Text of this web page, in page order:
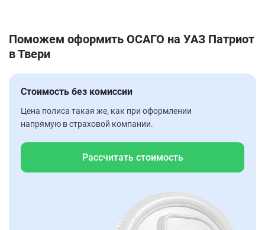
Поможем оформить ОСАГО на УАЗ Патриот
в Твери
Стоимость без комиссии
Цена полиса такая же, как при оформлении
напрямую в страховой компании.
Рассчитать стоимость